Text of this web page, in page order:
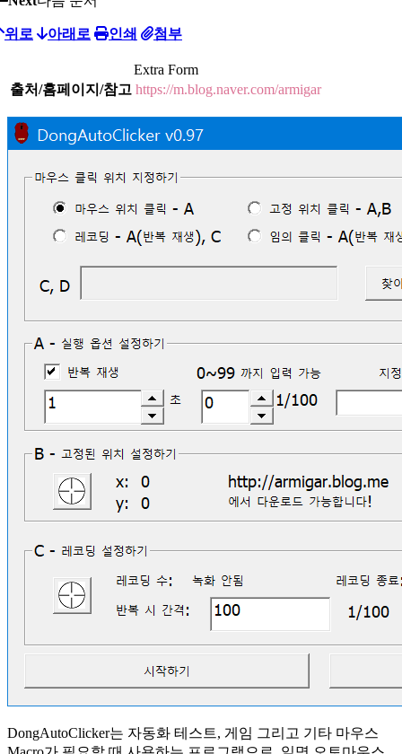
위로 아래로 인쇄 첨부
Extra Form
출처/홈페이지/참고 https://m.blog.naver.com/armigar
DongAutoClicker는 자동화 테스트, 게임 그리고 기타 마우스